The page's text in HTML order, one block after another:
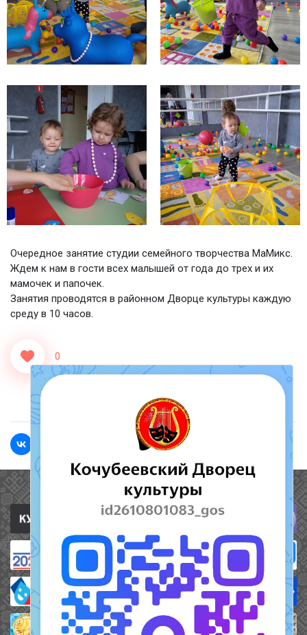
Очередное занятие студии семейного творчества МаМикс.
Ждем к нам в гости всех малышей от года до трех и их
мамочек и папочек.
Занятия проводятся в районном Дворце культуры каждую
среду в 10 часов.
0
Полезные ссылки